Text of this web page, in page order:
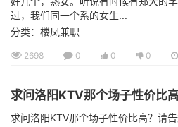
过，我们同一个系的女生...
分类：楼凤兼职
2698 0 0 0
求问洛阳KTV那个场子性价比
求问洛阳KTV那个场子性价比高？请